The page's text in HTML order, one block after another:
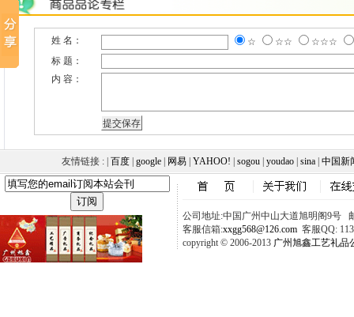
姓 名： ☆ ☆☆
☆☆☆
标 题：
内 容：
友情链接 : |百度 |google 网易 |YAHOO! |sogou |youdao |sina |中国新
公司地址:中国广州中山大道旭明阁9号
客服信箱:xxgg568@126.com 客服QQ:
copyright © 2006-2013 广州旭鑫工艺礼品